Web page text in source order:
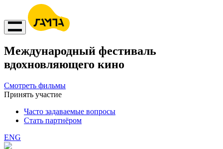
Международный фестиваль
вдохновляющего кино
Смотреть фильмы
Принять участие
Часто задаваемые вопросы
Стать партнёром
ENG